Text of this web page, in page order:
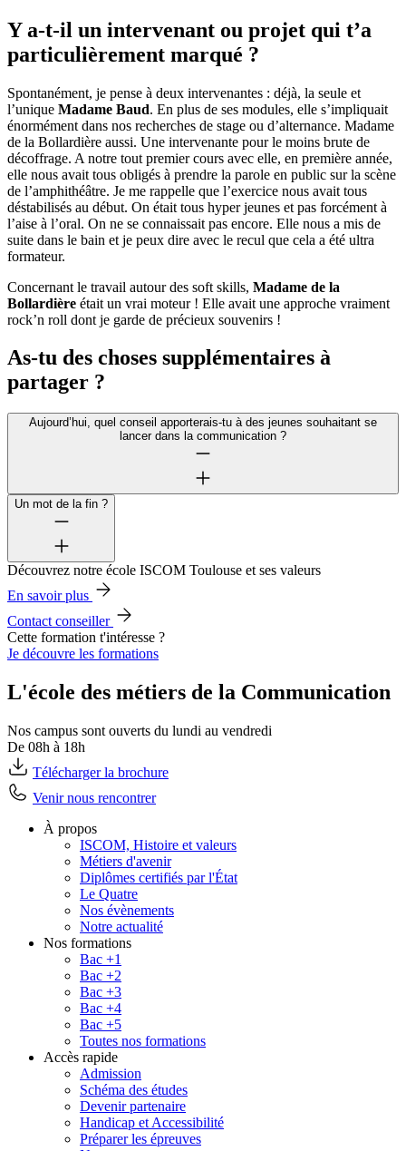
Y a-t-il un intervenant ou projet qui t’a
particulièrement marqué ?
Spontanément, je pense à deux intervenantes : déjà, la seule et
l’unique Madame Baud. En plus de ses modules, elle s’impliquait
énormément dans nos recherches de stage ou d’alternance. Madame
de la Bollardière aussi. Une intervenante pour le moins brute de
décoffrage. A notre tout premier cours avec elle, en première année,
elle nous avait tous obligés à prendre la parole en public sur la scène
de l’amphithéâtre. Je me rappelle que l’exercice nous avait tous
déstabilisés au début. On était tous hyper jeunes et pas forcément à
l’aise à l’oral. On ne se connaissait pas encore. Elle nous a mis de
suite dans le bain et je peux dire avec le recul que cela a été ultra
formateur.
Concernant le travail autour des soft skills, Madame de la
Bollardière était un vrai moteur ! Elle avait une approche vraiment
rock’n roll dont je garde de précieux souvenirs !
As-tu des choses supplémentaires à
partager ?
Aujourd’hui, quel conseil apporterais-tu à des jeunes souhaitant se
lancer dans la communication ?
Un mot de la fin ?
Découvrez notre école ISCOM Toulouse et ses valeurs
En savoir plus
Contact conseiller
Cette formation t'intéresse ?
Je découvre les formations
L'école des métiers de la Communication
Nos campus sont ouverts du lundi au vendredi
De 08h à 18h
Télécharger la brochure
Venir nous rencontrer
À propos
ISCOM, Histoire et valeurs
Métiers d'avenir
Diplômes certifiés par l'État
Le Quatre
Nos évènements
Notre actualité
Nos formations
Bac +1
Bac +2
Bac +3
Bac +4
Bac +5
Toutes nos formations
Accès rapide
Admission
Schéma des études
Devenir partenaire
Handicap et Accessibilité
Préparer les épreuves